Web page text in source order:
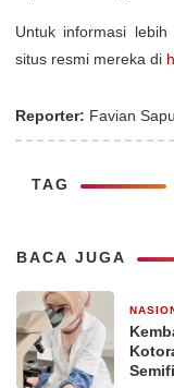
Untuk informasi
situs resmi mereka di
Reporter: Favian
TAG
BACA JUGA